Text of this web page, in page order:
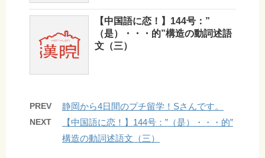
【中国語に恋！】144号：”
（是）・・・的”構造の動詞述語
文（三）
PREV 静岡から4日間のプチ留学！Sさんです。
NEXT
【中国語に恋！】144号：”（是）・・・的”
構造の動詞述語文（三）